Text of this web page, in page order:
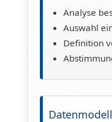
Analyse
Auswahl
Definition